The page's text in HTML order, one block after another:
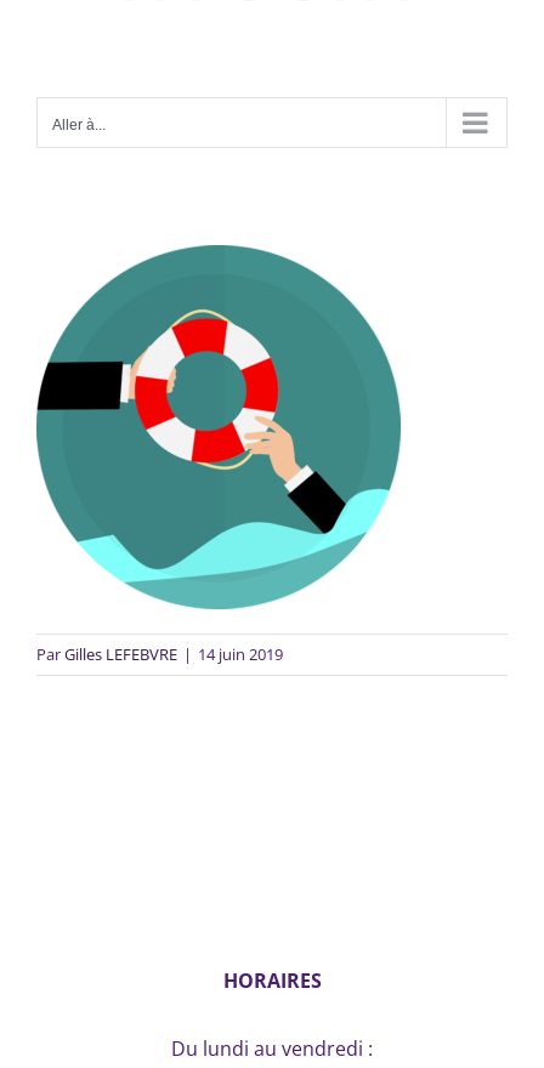
Aller à...
ParGilles LEFEBVRE | 14 juin 2019
HORAIRES
Du lundi au vendredi :